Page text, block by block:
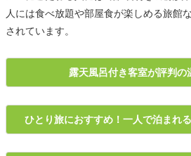
人には食べ放題や部屋食が楽しめる旅館
されています。
露天風呂付き客室が評判の
ひとり旅におすすめ！一人で泊まれ